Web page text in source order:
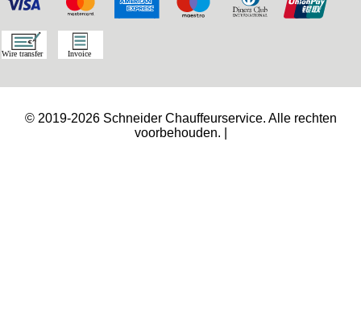
© 2019-2026 Schneider Chauffeurservice. Alle rechten
voorbehouden. |